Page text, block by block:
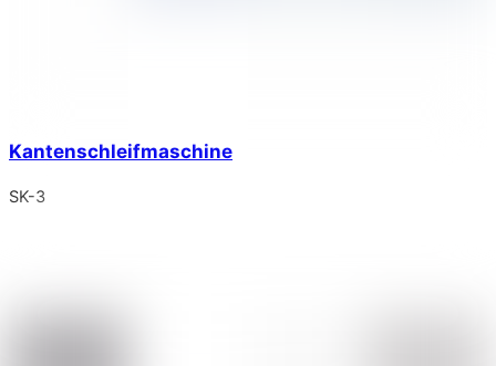
Kantenschleifmaschine
SK-3